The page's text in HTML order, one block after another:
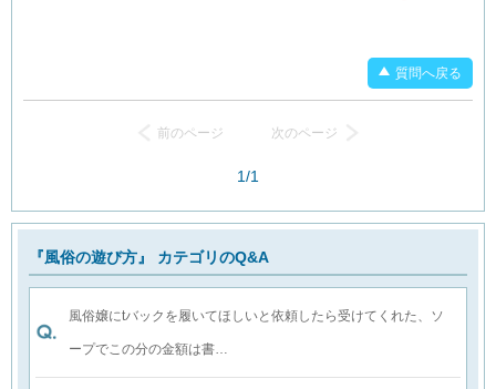
質問へ戻る
前のページ 次のページ
1/1
『風俗の遊び方』 カテゴリのQ&A
風俗嬢にtバックを履いてほしいと依頼したら受けてくれた、ソ
ープでこの分の金額は書…